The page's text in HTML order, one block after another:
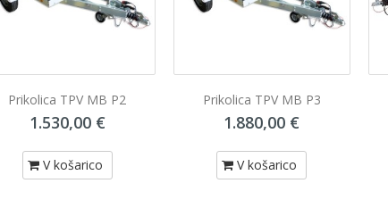
Prikolica TPV MB P2
1.530,00 €
V košarico
Prikolica TPV MB P3
1.880,00 €
V košarico